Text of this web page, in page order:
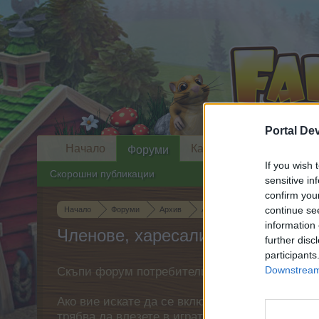
Portal
If you wish
sensitive
confirm
continue
information
further
Начало Форуми Архив Архив на всичко останало
Членове, харесали съобщение
Скъпи форум потребители,
Ако вие искате да се включите активно във
Начало Форуми
Скорошни публикации
Календар